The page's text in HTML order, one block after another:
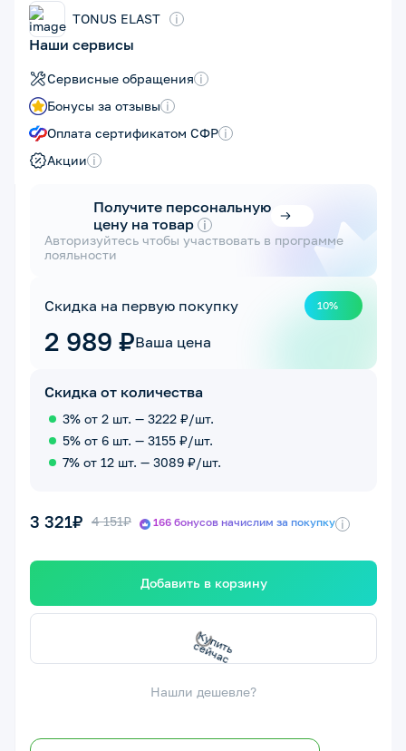
TONUS ELAST i
Наши сервисы
Сервисные обращения i
Бонусы за отзывы i
Оплата сертификатом СФР i
Акции i
Получите персональную
цену на товар i
Авторизуйтесь чтобы участвовать в программе
лояльности
Скидка на первую покупку 10%
2 989 ₽Ваша цена
Скидка от количества
3% от 2 шт. — 3222 ₽/шт.
5% от 6 шт. — 3155 ₽/шт.
7% от 12 шт. — 3089 ₽/шт.
3 321₽ 4 151₽ 166 бонусов начислим за покупку i
Добавить в корзину
К
у
п
и
т
ь
с
е
й
ч
а
с
Нашли дешевле?